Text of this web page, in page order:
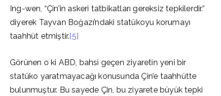
Ing-wen, “Çin’in askeri tatbikatları gereksiz tepkilerdir.”
diyerek Tayvan Boğazı’ndaki statükoyu korumayı
taahhüt etmiştir.[5]
Görünen o ki ABD, bahsi geçen ziyaretin yeni bir
statüko yaratmayacağı konusunda Çin’e taahhütte
bulunmuştur. Bu sayede Çin, bu ziyarete büyük tepki